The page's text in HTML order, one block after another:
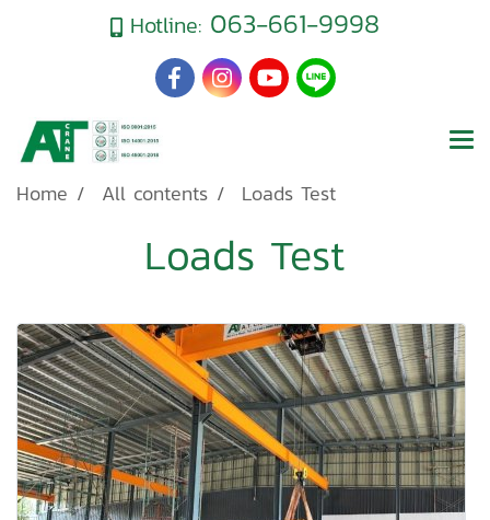
Hotline: 063-661-9998
Home All contents Loads Test
Loads Test